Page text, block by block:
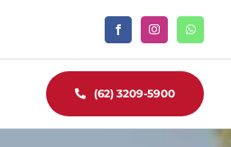
(62) 3209-5900